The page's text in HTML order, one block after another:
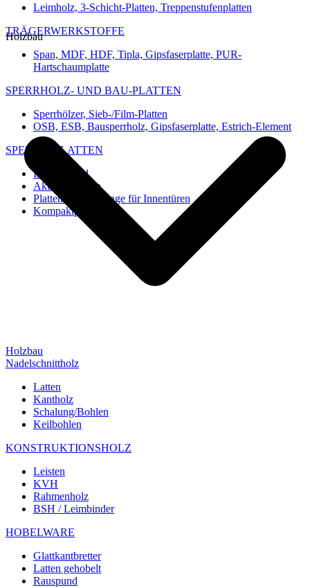
Leimholz, 3-Schicht-Platten, Treppenstufenplatten
TRÄGERWERKSTOFFE
Span, MDF, HDF, Tipla, Gipsfaserplatte, PUR-
Hartschaumplatte
SPERRHOLZ- UND BAU-PLATTEN
Sperrhölzer, Sieb-/Film-Platten
OSB, ESB, Bausperrholz, Gipsfaserplatte, Estrich-Element
SPEZIAL-PLATTEN
Imi-Verbund
Akustik-Platten
Platten und Rohlinge für Innentüren
Kompaktplatten
Holzbau
Holzbau
Nadelschnittholz
Latten
Kantholz
Schalung/Bohlen
Keilbohlen
KONSTRUKTIONSHOLZ
Leisten
KVH
Rahmenholz
BSH / Leimbinder
HOBELWARE
Glattkantbretter
Latten gehobelt
Rauspund